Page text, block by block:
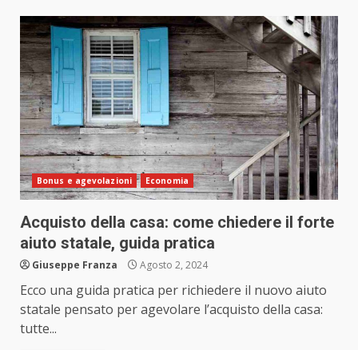
Bonus e agevolazioni Economia
Acquisto della casa: come chiedere il forte
aiuto statale, guida pratica
Giuseppe Franza Agosto 2, 2024
Ecco una guida pratica per richiedere il nuovo aiuto
statale pensato per agevolare l’acquisto della casa:
tutte...